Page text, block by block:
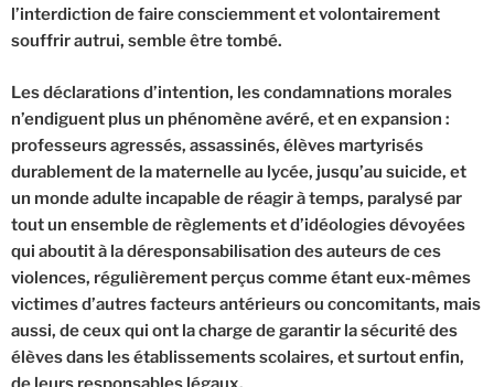
l’interdiction de faire consciemment et volontairement
souffrir autrui, semble être tombé.
Les déclarations d’intention, les condamnations morales
n’endiguent plus un phénomène avéré, et en expansion :
professeurs agressés, assassinés, élèves martyrisés
durablement de la maternelle au lycée, jusqu’au suicide, et
un monde adulte incapable de réagir à temps, paralysé par
tout un ensemble de règlements et d’idéologies dévoyées
qui aboutit à la déresponsabilisation des auteurs de ces
violences, régulièrement perçus comme étant eux-mêmes
victimes d’autres facteurs antérieurs ou concomitants, mais
aussi, de ceux qui ont la charge de garantir la sécurité des
élèves dans les établissements scolaires, et surtout enfin,